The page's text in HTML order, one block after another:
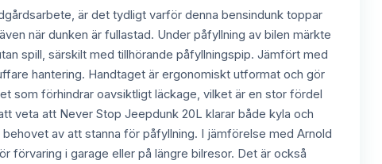
är det tydligt varför denna bensindunk toppar
när dunken är fullastad. Under påfyllning av bilen märkte
spill, särskilt med tillhörande påfyllningspip. Jämfört med
hantering. Handtaget är ergonomiskt utformat och gör
som förhindrar oavsiktligt läckage, vilket är en stor fördel
veta att Never Stop Jeepdunk 20L klarar både kyla och
av att stanna för påfyllning. I jämförelse med Arnold
förvaring i garage eller på längre bilresor. Det är också